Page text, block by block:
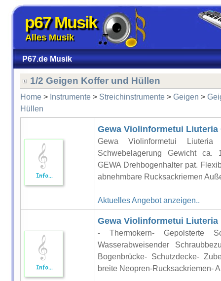
p67 Musik
Alles Musik
P67.de Musik
1/2 Geigen Koffer und Hüllen
Home> Instrumente> Streichinstrumente> Geigen >
Hüllen
Gewa Violinformetui Liuteria
Gewa Violinformetui Liuteria
Schwebelagerung Gewicht ca.
GEWA Drehbogenhalter pat.
abnehmbare Rucksackriemen
Aktuelles Angebot anzeigen..
Gewa Violinformetui Liuteria
- Thermokern- Gepolsterte
Wasserabweisender
Bogenbrücke- Schutzdecke-
breite Neopren-Rucksackriemen-